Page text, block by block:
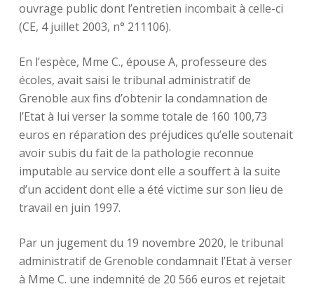
ouvrage public dont l’entretien incombait à celle-ci
(CE, 4 juillet 2003, n° 211106).
En l’espèce, Mme C., épouse A, professeure des
écoles, avait saisi le tribunal administratif de
Grenoble aux fins d’obtenir la condamnation de
l’Etat à lui verser la somme totale de 160 100,73
euros en réparation des préjudices qu’elle soutenait
avoir subis du fait de la pathologie reconnue
imputable au service dont elle a souffert à la suite
d’un accident dont elle a été victime sur son lieu de
travail en juin 1997.
Par un jugement du 19 novembre 2020, le tribunal
administratif de Grenoble condamnait l’Etat à verser
à Mme C. une indemnité de 20 566 euros et rejetait